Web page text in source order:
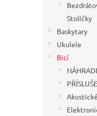
Stoličky
Baskytary
Ukulele
Bicí